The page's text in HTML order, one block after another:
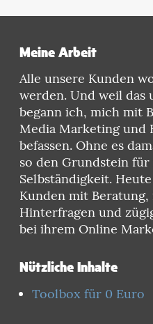
Meine Arbeit
Alle unsere Kunden
werden. Und weil das
begann ich, mich mit
Media Marketing und
befassen. Ohne es
so den Grundstein für
Selbständigkeit.
Kunden mit Beratung,
Hinterfragen und
bei ihrem Online
Nützliche Inhalte
Toolbox für 0 Euro